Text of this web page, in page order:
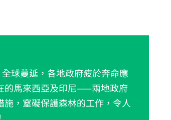
球蔓延，各地政府疲於奔命應
的馬來西亞及印尼——兩地政府
，窒礙保護森林的工作，令人